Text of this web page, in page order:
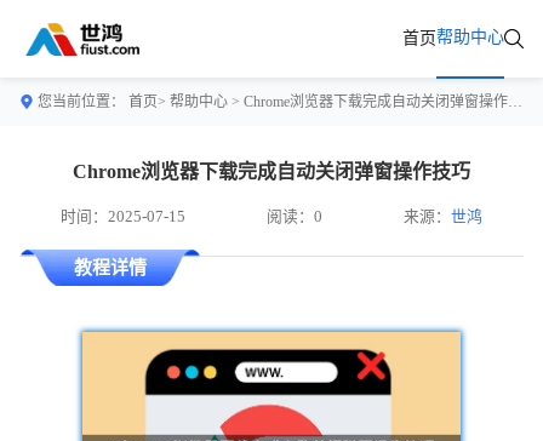
首页帮助中心
您当前位置： 首页> 帮助中心 > Chrome浏览器下载完成自动关闭弹窗操作技巧
Chrome浏览器下载完成自动关闭弹窗操作技巧
时间：2025-07-15 阅读：0 来源：世鸿
教程详情